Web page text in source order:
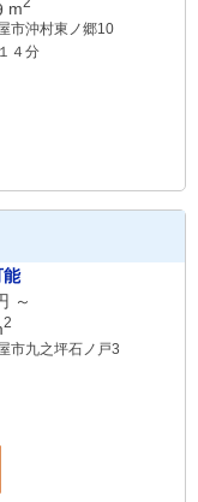
m
市沖村東ノ郷10
４分
能
～
2
市九之坪石ノ戸3